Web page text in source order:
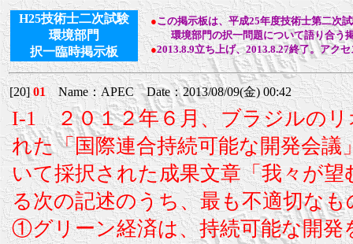
H25技術士二次試験
環境部門
択一臨時掲示板
●この掲示板は、平成25年度技術士第二次
環境部門の択一問題について語り合う掲
●2013.8.9立ち上げ、2013.8.27終了。アク
[20]01Name：APEC Date：2013/08/09(金) 00:42
I-1 ２０１２年６月、ブラジルの
れた「国際連合持続可能な開発会議
いて採択された成果文章「我々が
る次の記述のうち、最も不適切な
①グリーン経済は、持続可能な開発